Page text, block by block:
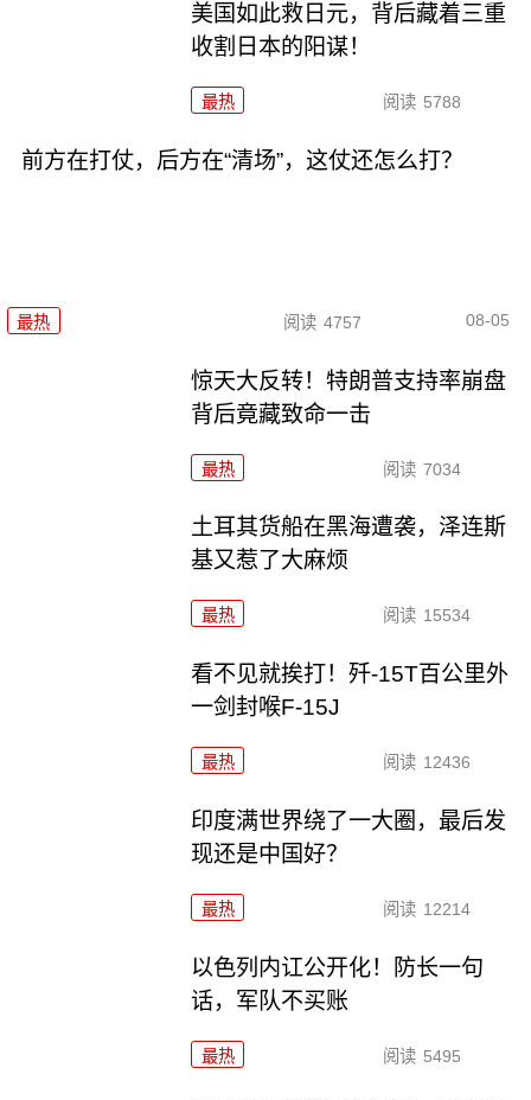
美国如此救日元，背后藏着三重
收割日本的阳谋！
最热 阅读 5788
前方在打仗，后方在“清场”，这仗还怎么打？
最热 阅读 4757 08-05
惊天大反转！特朗普支持率崩盘
背后竟藏致命一击
最热 阅读 7034
土耳其货船在黑海遭袭，泽连斯
基又惹了大麻烦
最热 阅读 15534
看不见就挨打！歼-15T百公里外
一剑封喉F-15J
最热 阅读 12436
印度满世界绕了一大圈，最后发
现还是中国好？
最热 阅读 12214
以色列内讧公开化！防长一句
话，军队不买账
最热 阅读 5495